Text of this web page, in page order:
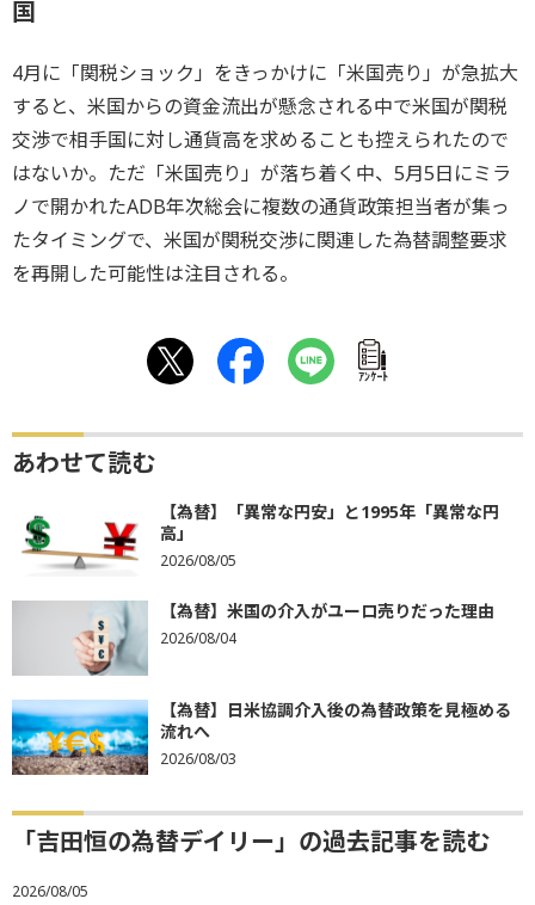
国
4月に「関税ショック」をきっかけに「米国売り」が急拡大
すると、米国からの資金流出が懸念される中で米国が関税
交渉で相手国に対し通貨高を求めることも控えられたので
はないか。ただ「米国売り」が落ち着く中、5月5日にミラ
ノで開かれたADB年次総会に複数の通貨政策担当者が集っ
たタイミングで、米国が関税交渉に関連した為替調整要求
を再開した可能性は注目される。
ｱﾝｹｰﾄ
あわせて読む
【為替】「異常な円安」と1995年「異常な円
高」
2026/08/05
【為替】米国の介入がユーロ売りだった理由
2026/08/04
【為替】日米協調介入後の為替政策を見極める
流れへ
2026/08/03
「吉田恒の為替デイリー」の過去記事を読む
2026/08/05